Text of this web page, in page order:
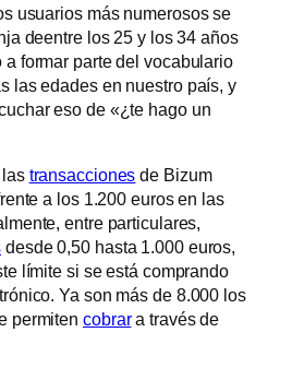
usuarios más numerosos se
deentre los 25 y los 34 años
a formar parte del vocabulario
las edades en nuestro país, y
eso de «¿te hago un
transacciones de Bizum
a los 1.200 euros en las
entre particulares,
desde 0,50 hasta 1.000 euros,
límite si se está comprando
Ya son más de 8.000 los
permiten cobrara través de